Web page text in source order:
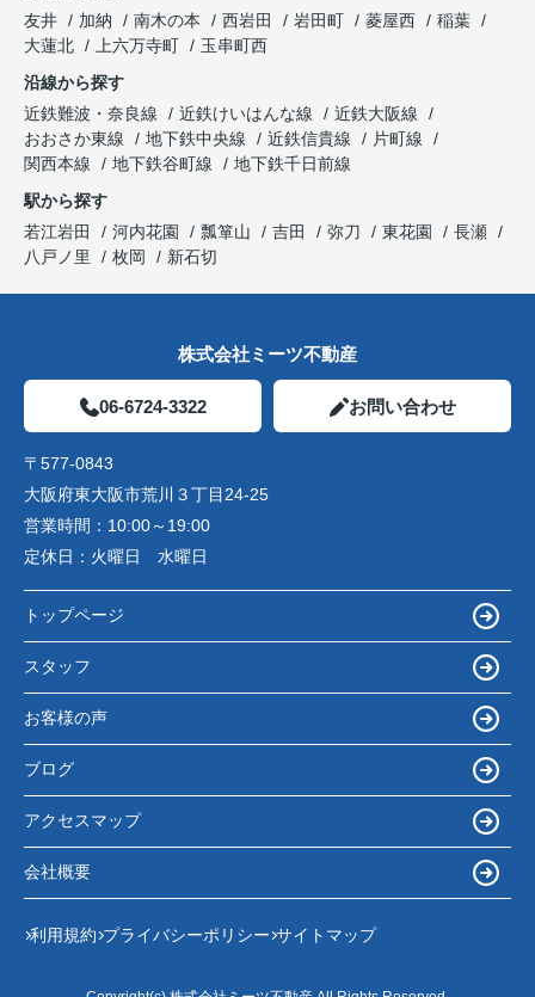
友井
加納 南木の本 西岩田 岩田町 菱屋西
稲葉
大蓮北
上六万寺町
玉串町西
沿線から探す
近鉄難波・奈良線
近鉄けいはんな線
近鉄大阪線
おおさか東線
地下鉄中央線 近鉄信貴線
片町線
関西本線
地下鉄谷町線
地下鉄千日前線
駅から探す
若江岩田
河内花園 瓢箪山 吉田 弥刀 東花園
長瀬
八戸ノ里
枚岡 新石切
株式会社ミーツ不動産
06-6724-3322 お問い合わせ
〒577-0843
大阪府東大阪市荒川３丁目24-25
営業時間： 10:00～19:00
定休日： 火曜日 水曜日
トップページ
スタッフ
お客様の声
ブログ
アクセスマップ
会社概要
利用規約 プライバシーポリシー サイトマップ